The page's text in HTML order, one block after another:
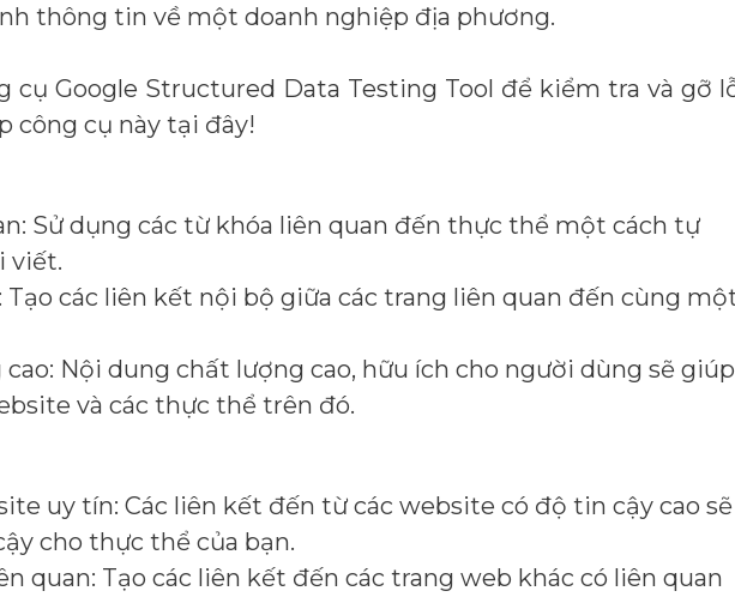
thông tin về một doanh nghiệp địa phương.
cụ Google Structured Data Testing Tool để kiểm tra và gỡ
công cụ này tại đây!
Sử dụng các từ khóa liên quan đến thực thể một cách tự
viết.
các liên kết nội bộ giữa các trang liên quan đến cùng
Nội dung chất lượng cao, hữu ích cho người dùng sẽ giúp
và các thực thể trên đó.
uy tín: Các liên kết đến từ các website có độ tin cậy cao sẽ
cho thực thể của bạn.
quan: Tạo các liên kết đến các trang web khác có liên quan